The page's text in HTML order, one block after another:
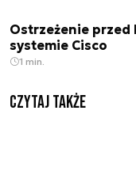
Ostrzeżenie
systemie Cisco
1 min.
Czytaj także